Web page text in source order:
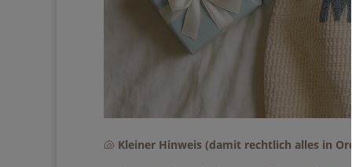
🐚 Kleiner Hinweis (damit rechtlich alles in
Geben Sie bitte
Ich erhalte den
Impulse &